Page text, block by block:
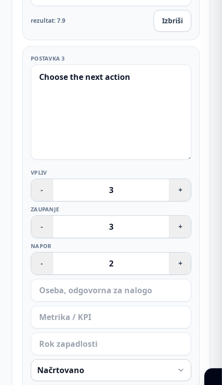
rezultat:7.9 Izbriši
POSTAVKA 3
VPLIV
- +
ZAUPANJE
- +
NAPOR
- +